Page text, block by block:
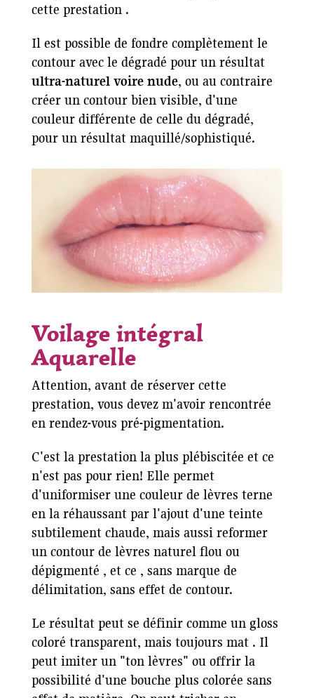
cette prestation .
Il est possible de fondre complètement le
contour avec le dégradé pour un résultat
ultra-naturel voire nude, ou au contraire
créer un contour bien visible, d'une
couleur différente de celle du dégradé,
pour un résultat maquillé/sophistiqué.
Voilage intégral
Aquarelle
Attention, avant de réserver cette
prestation, vous devez m'avoir rencontrée
en rendez-vous pré-pigmentation.
C'est la prestation la plus plébiscitée et ce
n'est pas pour rien! Elle permet
d'uniformiser une couleur de lèvres terne
en la réhaussant par l'ajout d'une teinte
subtilement chaude, mais aussi reformer
un contour de lèvres naturel flou ou
dépigmenté , et ce , sans marque de
délimitation, sans effet de contour.
Le résultat peut se définir comme un gloss
coloré transparent, mais toujours mat . Il
peut imiter un "ton lèvres" ou offrir la
possibilité d'une bouche plus colorée sans